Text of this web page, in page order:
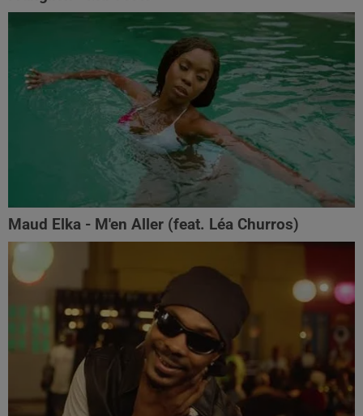
Maud Elka - M'en Aller (feat. Léa Churros)